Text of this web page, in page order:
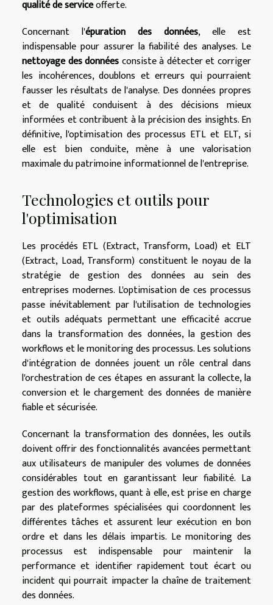
qualité de serviceofferte.
Concernant l'épuration des données, elle est
indispensable pour assurer la fiabilité des analyses. Le
nettoyage des donnéesconsiste à détecter et corriger
les incohérences, doublons et erreurs qui pourraient
fausser les résultats de l'analyse. Des données propres
et de qualité conduisent à des décisions mieux
informées et contribuent à la précision des insights. En
définitive, l'optimisation des processus ETL et ELT, si
elle est bien conduite, mène à une valorisation
maximale du patrimoine informationnel de l'entreprise.
Technologies et outils pour
l'optimisation
Les procédés ETL (Extract, Transform, Load) et ELT
(Extract, Load, Transform) constituent le noyau de la
stratégie de gestion des données au sein des
entreprises modernes. L'optimisation de ces processus
passe inévitablement par l'utilisation de technologies
et outils adéquats permettant une efficacité accrue
dans la transformation des données, la gestion des
workflows et le monitoring des processus. Les solutions
d'intégration de données jouent un rôle central dans
l'orchestration de ces étapes en assurant la collecte, la
conversion et le chargement des données de manière
fiable et sécurisée.
Concernant la transformation des données, les outils
doivent offrir des fonctionnalités avancées permettant
aux utilisateurs de manipuler des volumes de données
considérables tout en garantissant leur fiabilité. La
gestion des workflows, quant à elle, est prise en charge
par des plateformes spécialisées qui coordonnent les
différentes tâches et assurent leur exécution en bon
ordre et dans les délais impartis. Le monitoring des
processus est indispensable pour maintenir la
performance et identifier rapidement tout écart ou
incident qui pourrait impacter la chaîne de traitement
des données.